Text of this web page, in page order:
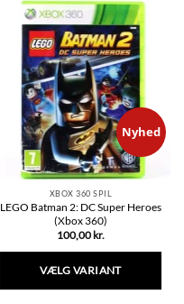
har
flere
varianter.
Mulighederne
kan
vælges
på
varesidenNyhed
XBOX 360 SPIL
LEGO Batman 2: DC Super Heroes
(Xbox 360)
100,00 kr.
VÆLG VARIANT